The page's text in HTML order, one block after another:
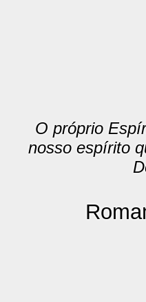
O próprio
nosso espírito